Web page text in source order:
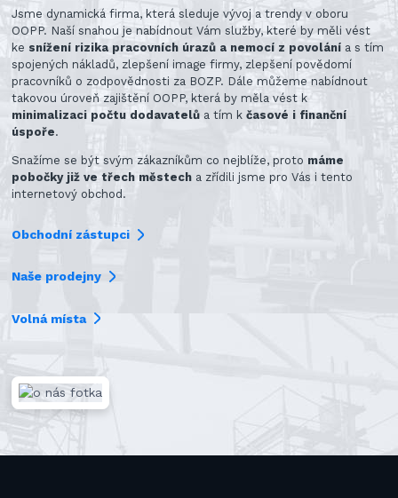
Jsme dynamická firma, která sleduje vývoj a trendy v oboru
OOPP. Naší snahou je nabídnout Vám služby, které by měli vést
ke snížení rizika pracovních úrazů a nemocí z povolání a s tím
spojených nákladů, zlepšení image firmy, zlepšení povědomí
pracovníků o zodpovědnosti za BOZP. Dále můžeme nabídnout
takovou úroveň zajištění OOPP, která by měla vést k
minimalizaci počtu dodavatelů a tím kčasové i finanční
úspoře.
Snažíme se být svým zákazníkům co nejblíže, proto máme
pobočky již ve třech městech a zřídili jsme pro Vás i tento
internetový obchod.
Obchodní zástupci
Naše prodejny
Volná místa